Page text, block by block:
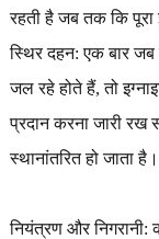
रहती है जब तक कि
स्थिर दहन: एक बार जब
जल रहे होते हैं, तो
प्रदान करना जारी रख
स्थानांतरित हो जाता है।
नियंत्रण और